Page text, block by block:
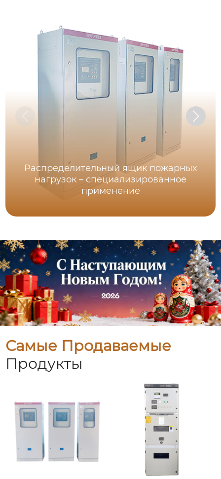
Распределительный ящик пожарных
нагрузок – специализированное
применение
Самые Продаваемые
Продукты